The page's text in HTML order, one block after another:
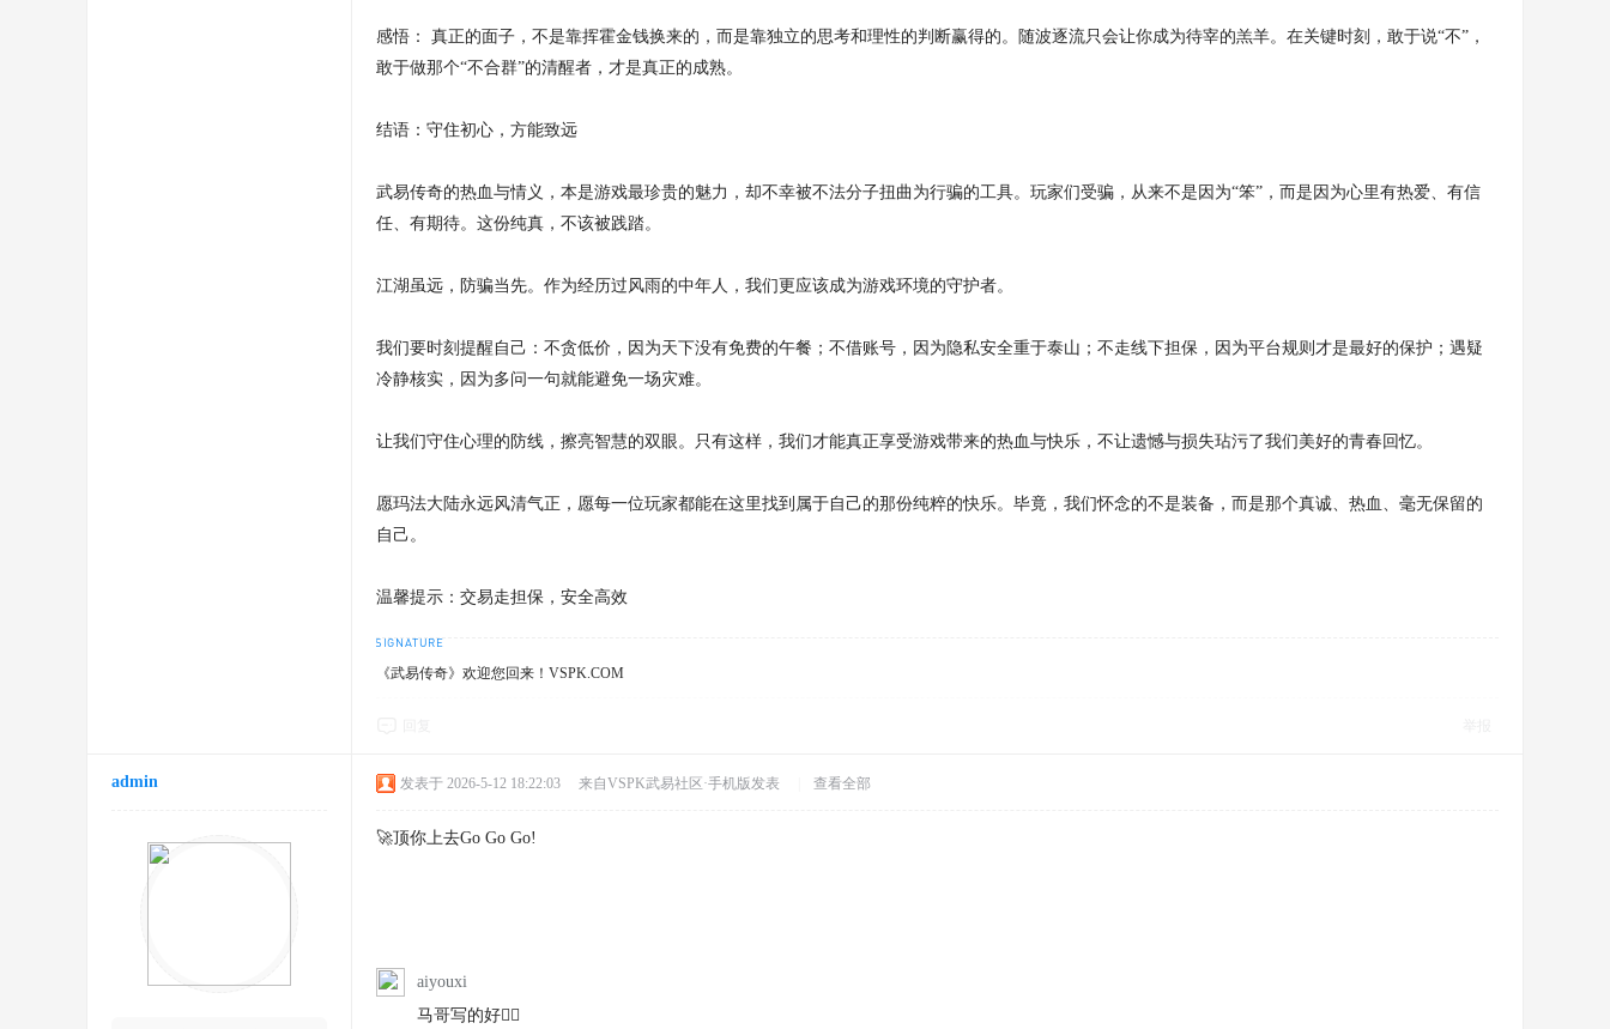
感悟： 真正的面子，不是靠挥霍金钱换来的，而是靠独立的思考和理性的判断赢得的。随波逐流只会让你成为待宰的羔羊。在关键时刻，敢于说“不”，
敢于做那个“不合群”的清醒者，才是真正的成熟。
结语：守住初心，方能致远
武易传奇的热血与情义，本是游戏最珍贵的魅力，却不幸被不法分子扭曲为行骗的工具。玩家们受骗，从来不是因为“笨”，而是因为心里有热爱、有信
任、有期待。这份纯真，不该被践踏。
江湖虽远，防骗当先。作为经历过风雨的中年人，我们更应该成为游戏环境的守护者。
我们要时刻提醒自己：不贪低价，因为天下没有免费的午餐；不借账号，因为隐私安全重于泰山；不走线下担保，因为平台规则才是最好的保护；遇疑
冷静核实，因为多问一句就能避免一场灾难。
让我们守住心理的防线，擦亮智慧的双眼。只有这样，我们才能真正享受游戏带来的热血与快乐，不让遗憾与损失玷污了我们美好的青春回忆。
愿玛法大陆永远风清气正，愿每一位玩家都能在这里找到属于自己的那份纯粹的快乐。毕竟，我们怀念的不是装备，而是那个真诚、热血、毫无保留的
自己。
温馨提示：交易走担保，安全高效
《武易传奇》欢迎您回来！VSPK.COM
admin 发表于 2026-5-12 18:22:03 来自VSPK武易社区·手机版发表 查看全部
🚀顶你上去Go Go Go!
aiyouxi
马哥写的好👌🏻